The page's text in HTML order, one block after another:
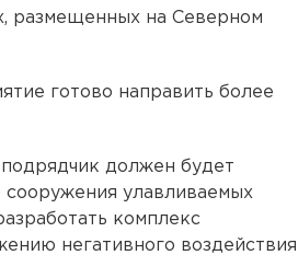
размещенных на Северном
готово направить более
должен будет
сооружения улавливаемых
комплекс
негативного воздействия